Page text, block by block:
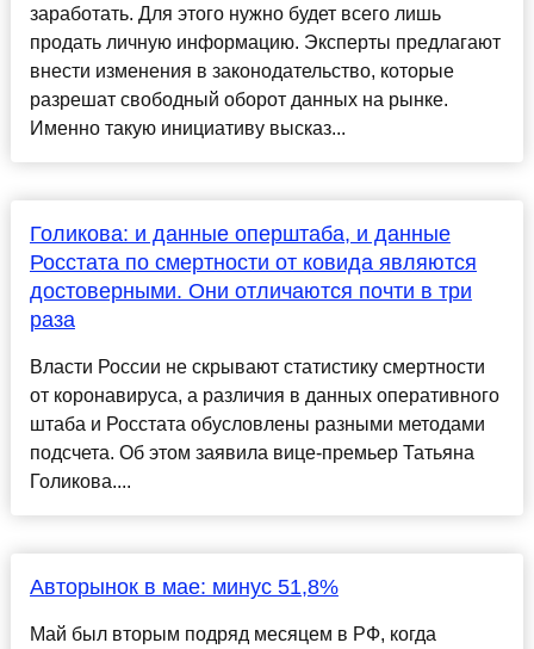
заработать. Для этого нужно будет всего лишь
продать личную информацию. Эксперты предлагают
внести изменения в законодательство, которые
разрешат свободный оборот данных на рынке.
Именно такую инициативу высказ...
Голикова: и данные оперштаба, и данные
Росстата по смертности от ковида являются
достоверными. Они отличаются почти в три
раза
Власти России не скрывают статистику смертности
от коронавируса, а различия в данных оперативного
штаба и Росстата обусловлены разными методами
подсчета. Об этом заявила вице-премьер Татьяна
Голикова....
Авторынок в мае: минус 51,8%
Май был вторым подряд месяцем в РФ, когда